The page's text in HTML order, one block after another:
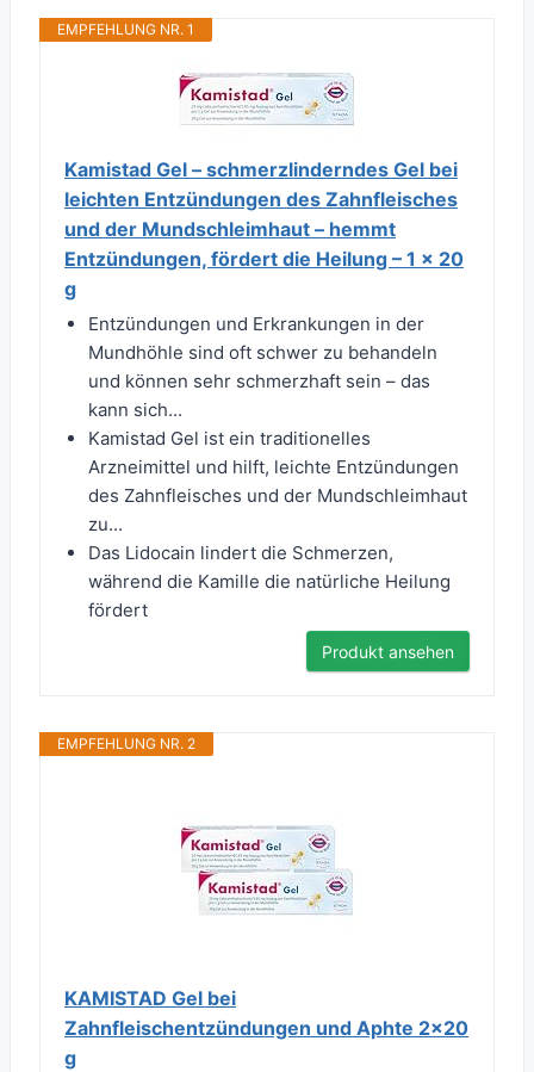
EMPFEHLUNG NR. 1
Kamistad Gel – schmerzlinderndes Gel bei
leichten Entzündungen des Zahnfleisches
und der Mundschleimhaut – hemmt
Entzündungen, fördert die Heilung – 1 x 20
g
Entzündungen und Erkrankungen in der
Mundhöhle sind oft schwer zu behandeln
und können sehr schmerzhaft sein – das
kann sich...
Kamistad Gel ist ein traditionelles
Arzneimittel und hilft, leichte Entzündungen
des Zahnfleisches und der Mundschleimhaut
zu...
Das Lidocain lindert die Schmerzen,
während die Kamille die natürliche Heilung
fördert
Produkt ansehen
EMPFEHLUNG NR. 2
KAMISTAD Gel bei
Zahnfleischentzündungen und Aphte 2x20
g